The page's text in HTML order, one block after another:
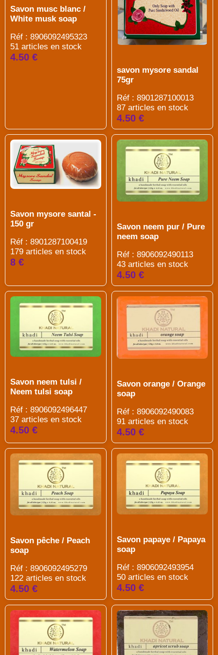
Savon musc blanc /
White musk soap
Réf : 8906092495323
51 articles en stock
4.50 €
savon mysore sandal
75gr
Réf : 8901287100013
87 articles en stock
4.50 €
Savon mysore santal -
150 gr
Réf : 8901287100419
179 articles en stock
8 €
Savon neem pur / Pure
neem soap
Réf : 8906092490113
43 articles en stock
4.50 €
Savon neem tulsi /
Neem tulsi soap
Réf : 8906092496447
37 articles en stock
4.50 €
Savon orange / Orange
soap
Réf : 8906092490083
91 articles en stock
4.50 €
Savon pêche / Peach
soap
Réf : 8906092495279
122 articles en stock
4.50 €
Savon papaye / Papaya
soap
Réf : 8906092493954
50 articles en stock
4.50 €